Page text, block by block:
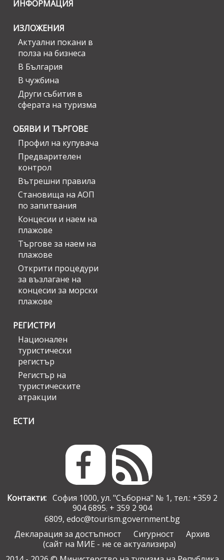
ИНФОРМАЦИЯ
ИЗЛОЖЕНИЯ
Актуални покани в
полза на бизнеса
В България
В чужбина
Други събития в
сферата на туризма
ОБЯВИ И ТЪРГОВЕ
Профил на купувача
Предварителен
контрол
Вътрешни правила
Становища на АОП
по запитвания
Концесии и наем на
плажове
Търгове за наем на
плажове
Открити процедури
за възлагане на
концесии за морски
плажове
РЕГИСТРИ
Национален
туристически
регистър
Регистър на
туристическите
атракции
ЕСТИ
Контакти:София 1000, ул. "Съборна" № 1, тел.: +359 2
904 6895; + 359 2 904
6809, edoc@tourism.government.bg
Декларация за достъпност
Сигурност
Архив
(сайт на МИЕ - не се актуализира)